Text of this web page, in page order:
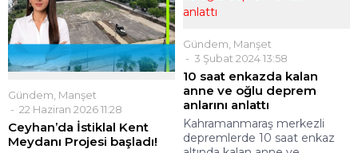
Gündem Manşet
22 Haziran 2026 11:28
Ceyhan’da İstiklal Kent
Meydanı Projesi başladı!
Gündem Manşet
3 Şubat 2024 13:58
10 saat enkazda kalan
anne ve oğlu deprem
anlarını anlattı
Kahramanmaraş merkezli
depremlerde 10 saat enkaz